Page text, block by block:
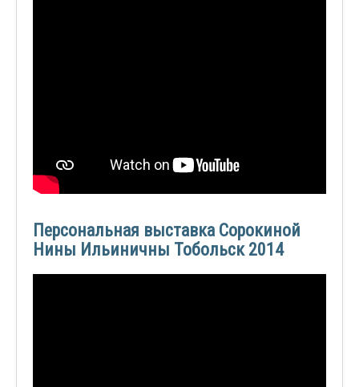
Персональная выставка Сорокиной
Нины Ильиничны Тобольск 2014